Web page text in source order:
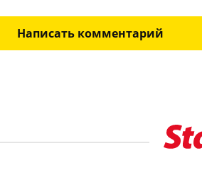
Написать комментарий